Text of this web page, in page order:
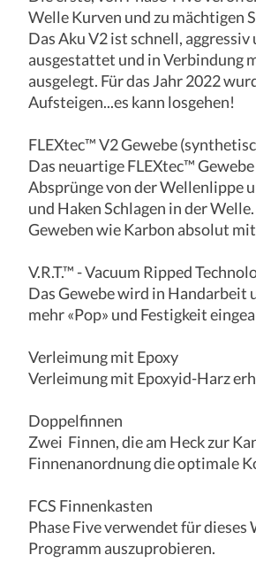
Welle Kurven und zu mächtigen
Das Aku V2 ist schnell,
ausgestattet und in Verbindung
ausgelegt. Für das Jahr 2022
Aufsteigen...es kann losgehen!
FLEXtec™ V2 Gewebe
Das neuartige FLEXtec™
Absprünge von der Wellenlippe
und Haken Schlagen in der
Geweben wie Karbon absolut
V.R.T.™ - Vacuum Ripped
Das Gewebe wird in Handarbeit
mehr «Pop» und Festigkeit
Verleimung mit Epoxy
Verleimung mit Epoxyid-Harz
Doppelfinnen
Zwei Finnen, die am Heck zur
Finnenanordnung die optimale
FCS Finnenkasten
Phase Five verwendet für
Programm auszuprobieren.